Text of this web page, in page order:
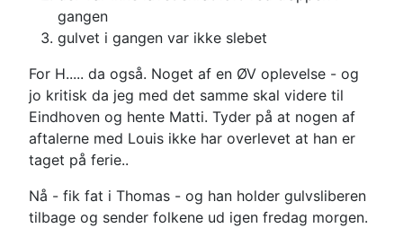
gangen
gulvet i gangen var ikke slebet
For H..... da også. Noget af en ØV oplevelse - og
jo kritisk da jeg med det samme skal videre til
Eindhoven og hente Matti. Tyder på at nogen af
aftalerne med Louis ikke har overlevet at han er
taget på ferie..
Nå - fik fat i Thomas - og han holder gulvsliberen
tilbage og sender folkene ud igen fredag morgen.